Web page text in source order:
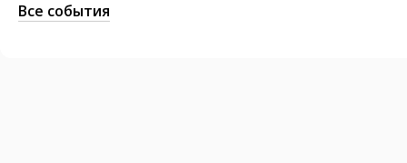
Все события